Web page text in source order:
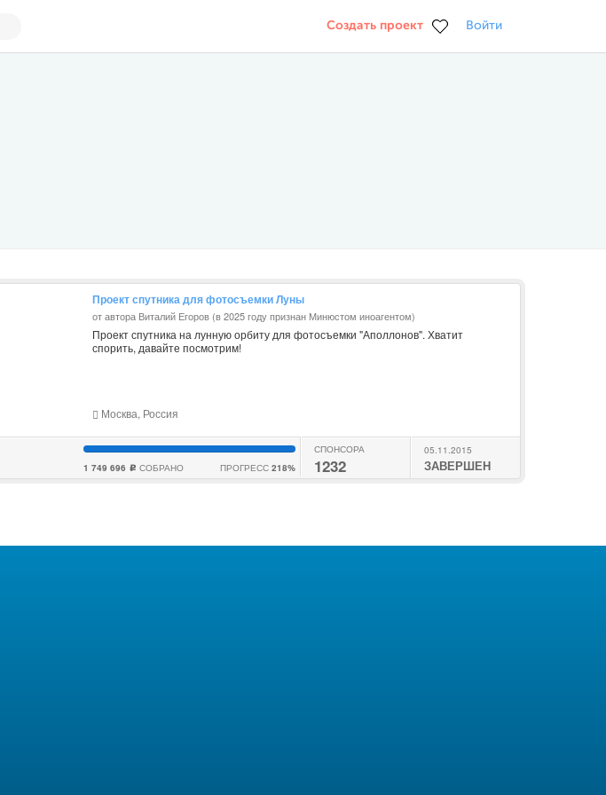
Создать проект Войти
Проект спутника для фотосъемки Луны
от автора Виталий Егоров (в 2025 году признан Минюстом иноагентом)
Проект спутника на лунную орбиту для фотосъемки "Аполлонов". Хватит
спорить, давайте посмотрим!
Москва, Россия
1 749 696 c СОБРАНО ПРОГРЕСС 218%
СПОНСОРА
1232
05.11.2015
ЗАВЕРШЕН